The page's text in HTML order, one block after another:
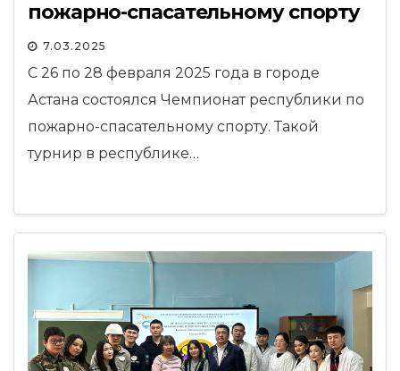
пожарно-спасательному спорту
7.03.2025
С 26 по 28 февраля 2025 года в городе
Астана состоялся Чемпионат республики по
пожарно-спасательному спорту. Такой
турнир в республике…